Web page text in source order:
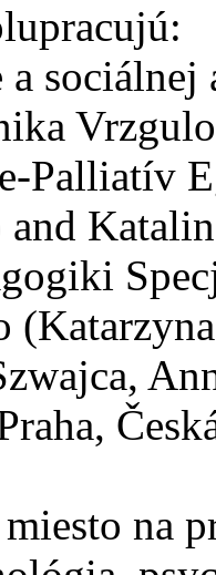
Palliatív
na